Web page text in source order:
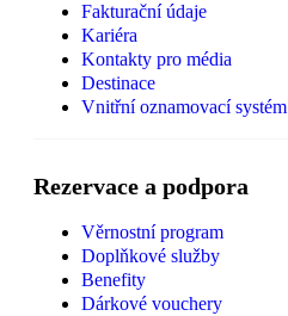
Fakturační údaje
Kariéra
Kontakty pro média
Destinace
Vnitřní oznamovací systém
Rezervace a podpora
Věrnostní program
Doplňkové služby
Benefity
Dárkové vouchery